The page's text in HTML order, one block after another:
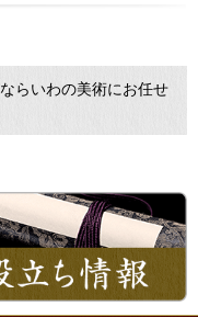
ならいわの美術にお任せ